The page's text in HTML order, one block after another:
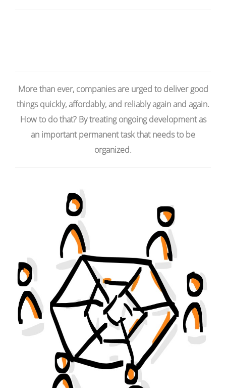
More than ever, companies are urged to deliver good
things quickly, affordably, and reliably again and again.
How to do that? By treating ongoing development as
an important permanent task that needs to be
organized.